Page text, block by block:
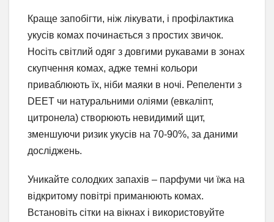
Краще запобігти, ніж лікувати, і профілактика
укусів комах починається з простих звичок.
Носіть світлий одяг з довгими рукавами в зонах
скупчення комах, адже темні кольори
приваблюють їх, ніби маяки в ночі. Репеленти з
DEET чи натуральними оліями (евкаліпт,
цитронела) створюють невидимий щит,
зменшуючи ризик укусів на 70-90%, за даними
досліджень.
Уникайте солодких запахів – парфуми чи їжа на
відкритому повітрі приманюють комах.
Встановіть сітки на вікнах і використовуйте